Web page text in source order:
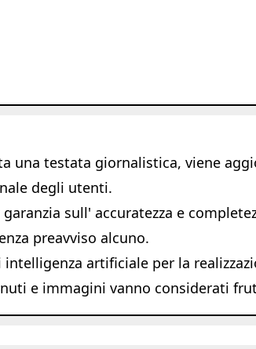
una testata giornalistica, viene
degli utenti.
sull' accuratezza e
preavviso alcuno.
artificiale per la
e immagini vanno considerati